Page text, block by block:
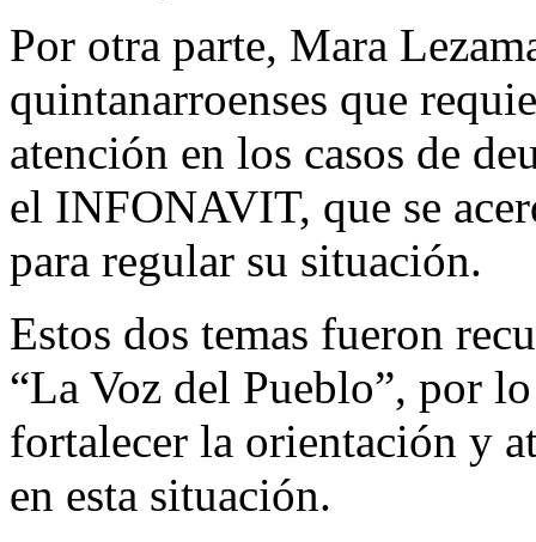
Por otra parte, Mara
quintanarroenses que
atención en los casos de
el INFONAVIT, que se
para regular su situación.
Estos dos temas fueron
“La Voz del Pueblo”, por
fortalecer la orientación y
en esta situación.